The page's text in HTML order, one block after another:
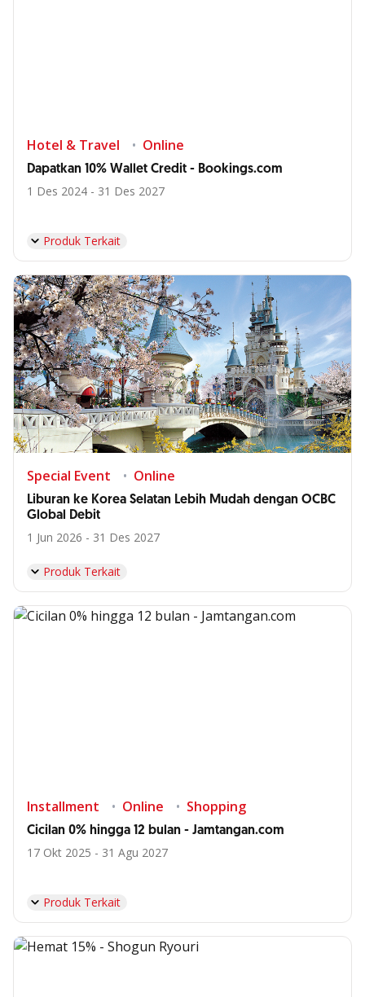
Hotel & Travel Online
Dapatkan 10% Wallet Credit - Bookings.com
1 Des 2024 - 31 Des 2027
Produk Terkait
Special Event Online
Liburan ke Korea Selatan Lebih Mudah dengan OCBC
Global Debit
1 Jun 2026 - 31 Des 2027
Produk Terkait
Installment Online Shopping
Cicilan 0% hingga 12 bulan - Jamtangan.com
17 Okt 2025 - 31 Agu 2027
Produk Terkait